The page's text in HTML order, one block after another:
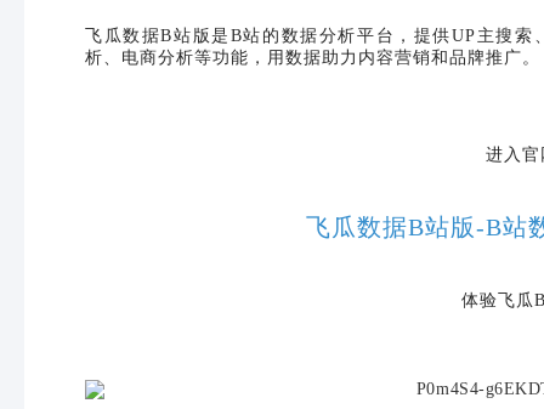
飞瓜数据B站版是B站的数据分析平台，提供UP主搜
析、电商分析等功能，用数据助力内容营销和品牌推广。
进入官
飞瓜数据B站版-B站
体验飞瓜